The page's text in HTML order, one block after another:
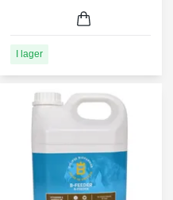
I lager